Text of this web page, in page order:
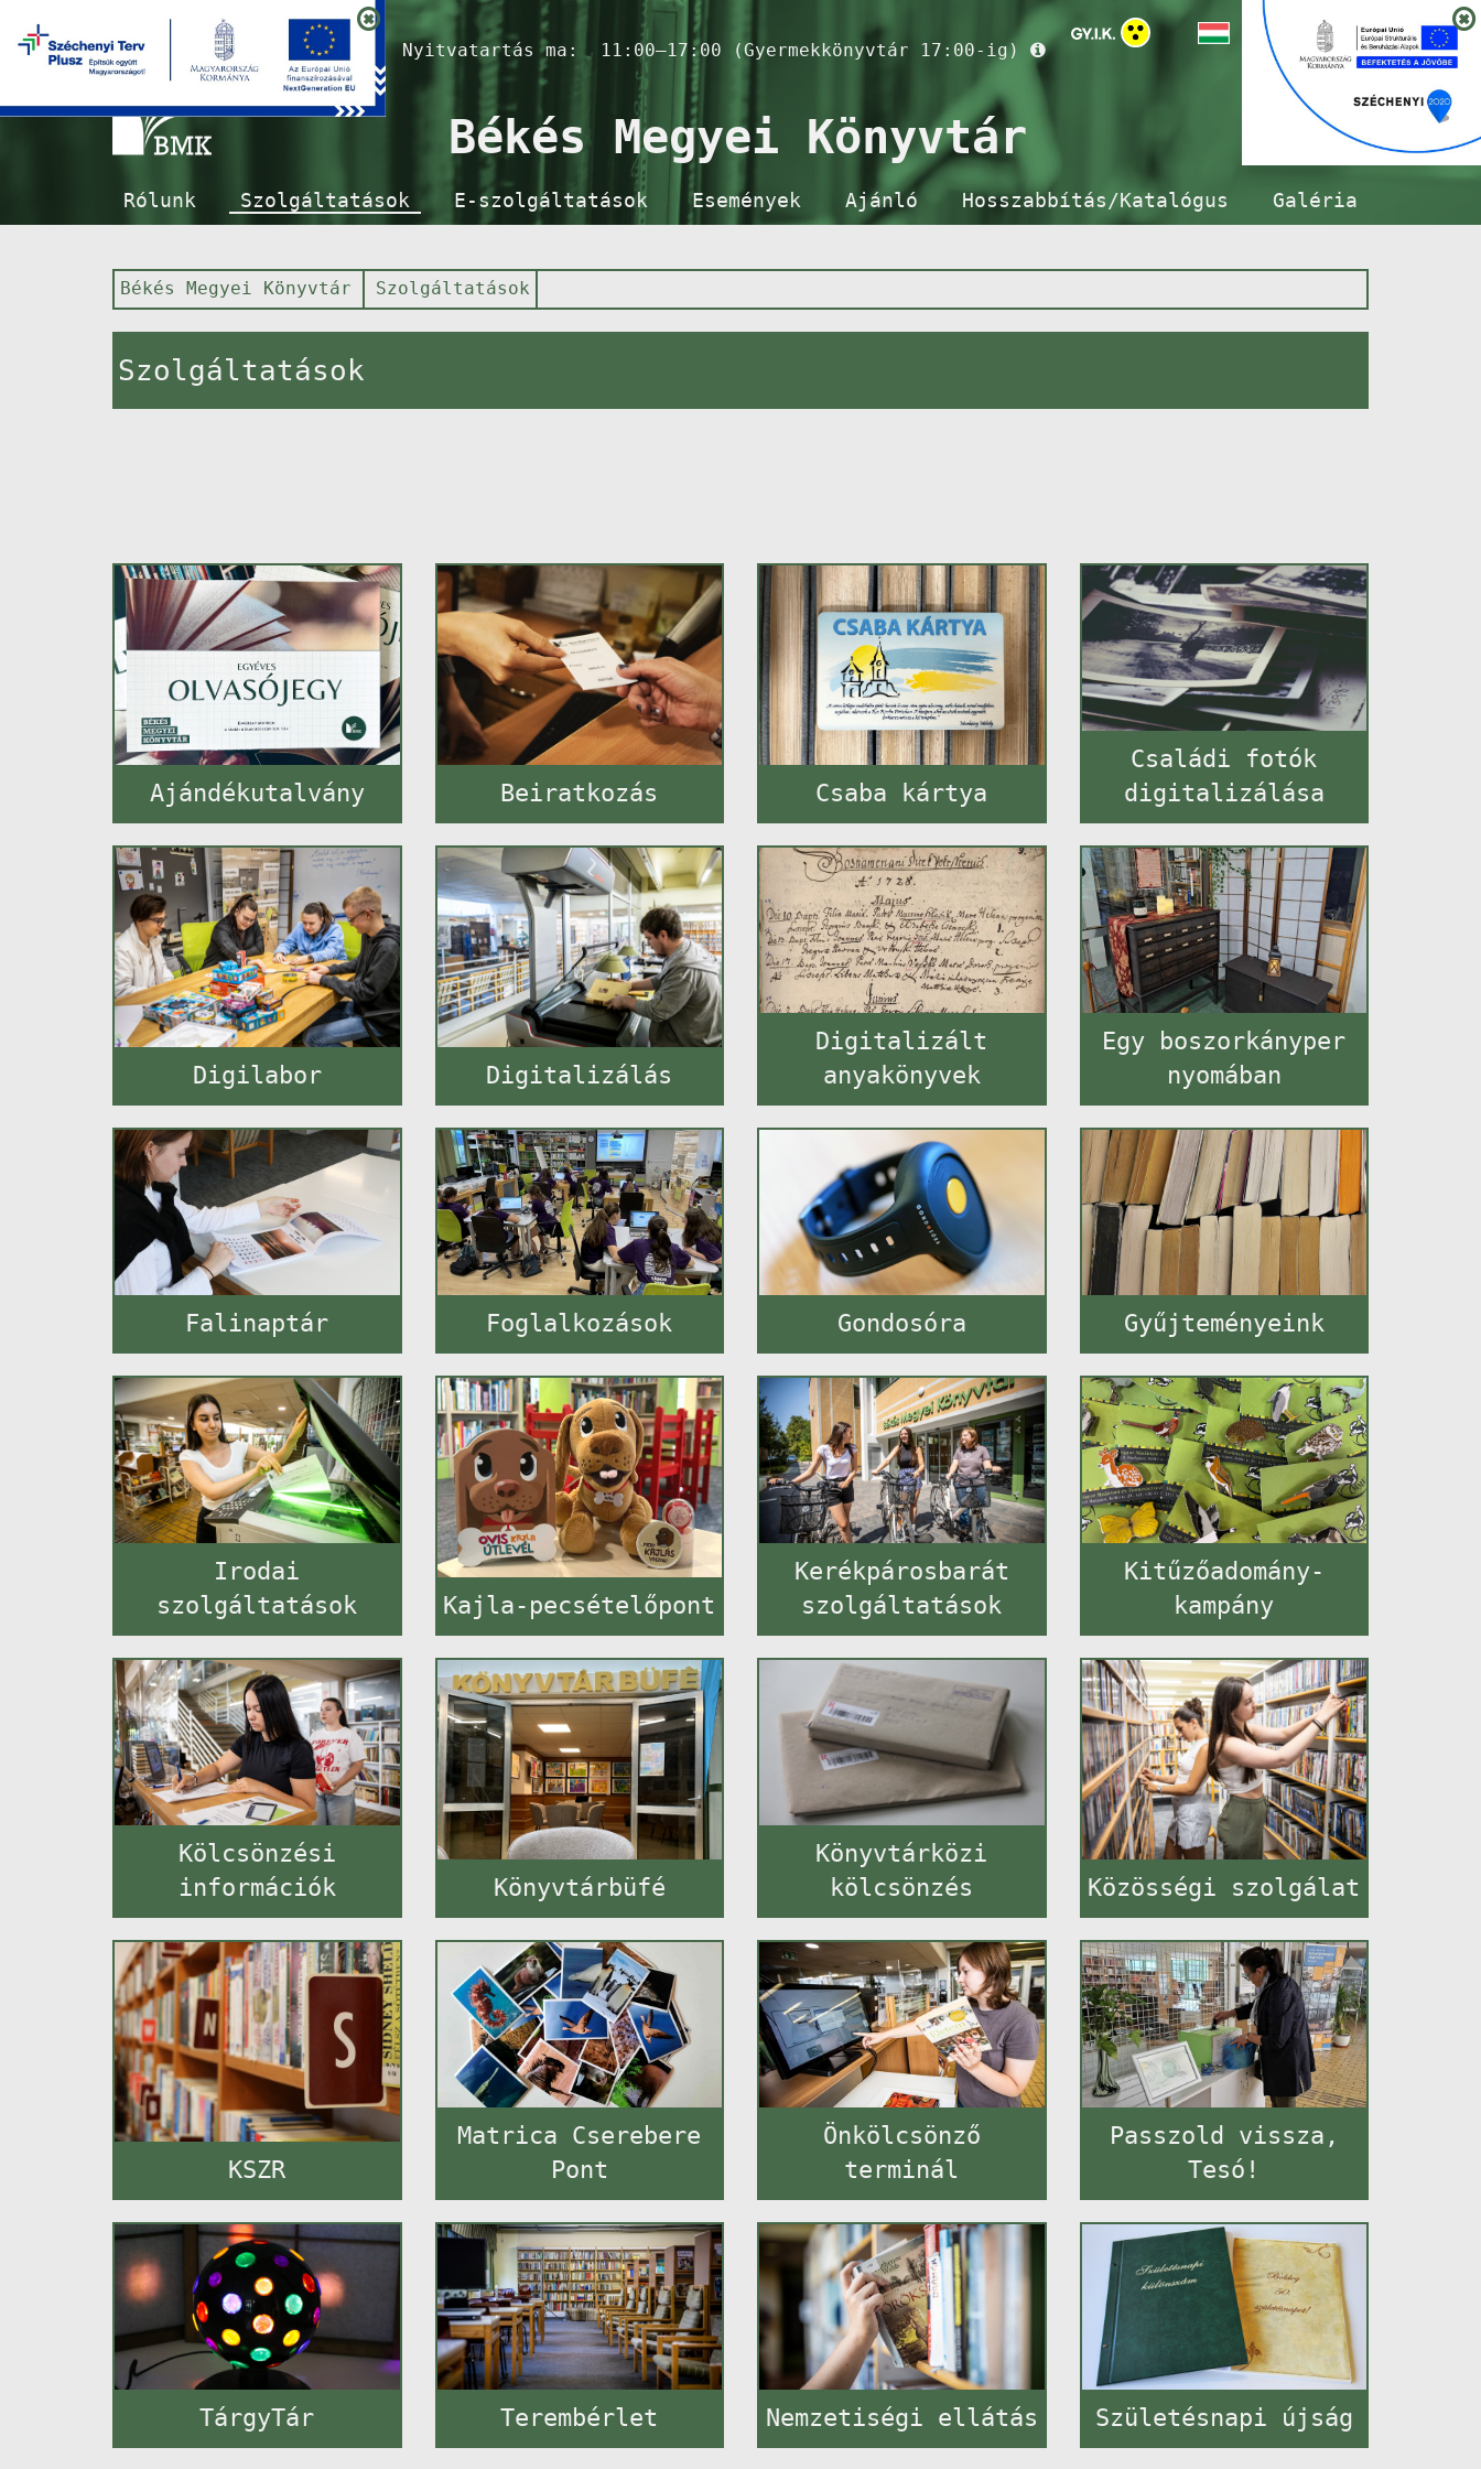
Nyitvatartás ma: 11:00–17:00 (Gyermekkönyvtár 17:00-ig)
Békés Megyei Könyvtár
Rólunk Szolgáltatások E-szolgáltatások Események Ajánló Hosszabbítás/Katalógus Galéria
Békés Megyei Könyvtár Szolgáltatások
Szolgáltatások
Ajándékutalvány Beiratkozás Csaba kártya
Családi fotók
digitalizálása
Digilabor Digitalizálás
Digitalizált
anyakönyvek
Egy boszorkányper
nyomában
Falinaptár Foglalkozások Gondosóra Gyűjteményeink
Irodai
szolgáltatások
Kajla-pecsételőpont
Kerékpárosbarát
szolgáltatások
Kitűzőadomány-
kampány
Kölcsönzési
információk
Könyvtárbüfé
Könyvtárközi
kölcsönzés
Közösségi szolgálat
KSZR
Matrica Cserebere
Pont
Önkölcsönző
terminál
Passzold vissza,
Tesó!
TárgyTár Terembérlet Nemzetiségi ellátás Születésnapi újság